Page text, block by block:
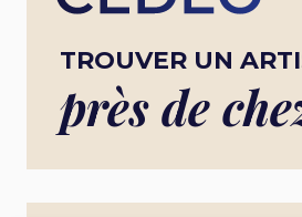
TROUVER UN
près de